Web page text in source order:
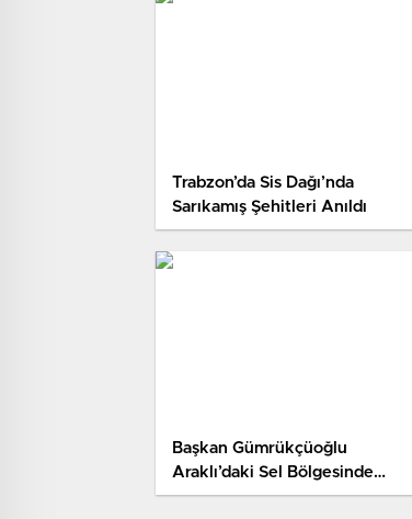
Trabzon’da Sis Dağı’nda
Sarıkamış Şehitleri Anıldı
Başkan Gümrükçüoğlu
Araklı’daki Sel Bölgesinde
İncelemelerde Bulundu